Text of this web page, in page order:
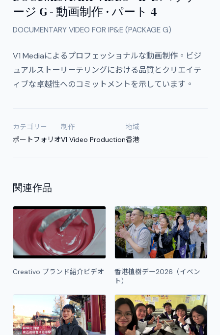
ージ G - 動画制作 · パート 4
DOCUMENTARY VIDEO FOR IP&E (PACKAGE G)
V1 Mediaによるプロフェッショナルな動画制作。ビジ
ュアルストーリーテリングにおける品質とクリエイテ
ィブな卓越性へのコミットメントを示しています。
カテゴリー
ポートフォリオ
制作
V1 Video Production
地域
香港
関連作品
Creativo ブランド紹介ビデオ
香港植樹デー2026（イベン
ト）